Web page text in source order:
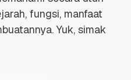
fungsi, manfaat
Yuk, simak